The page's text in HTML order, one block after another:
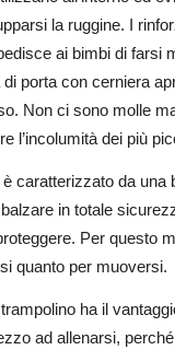
la ruggine. I
ai bimbi di farsi
porta con cerniera
Non ci sono molle
l’incolumità dei più
è caratterizzato da una
in totale
Per questo
quanto per muoversi.
ha il
ad allenarsi,